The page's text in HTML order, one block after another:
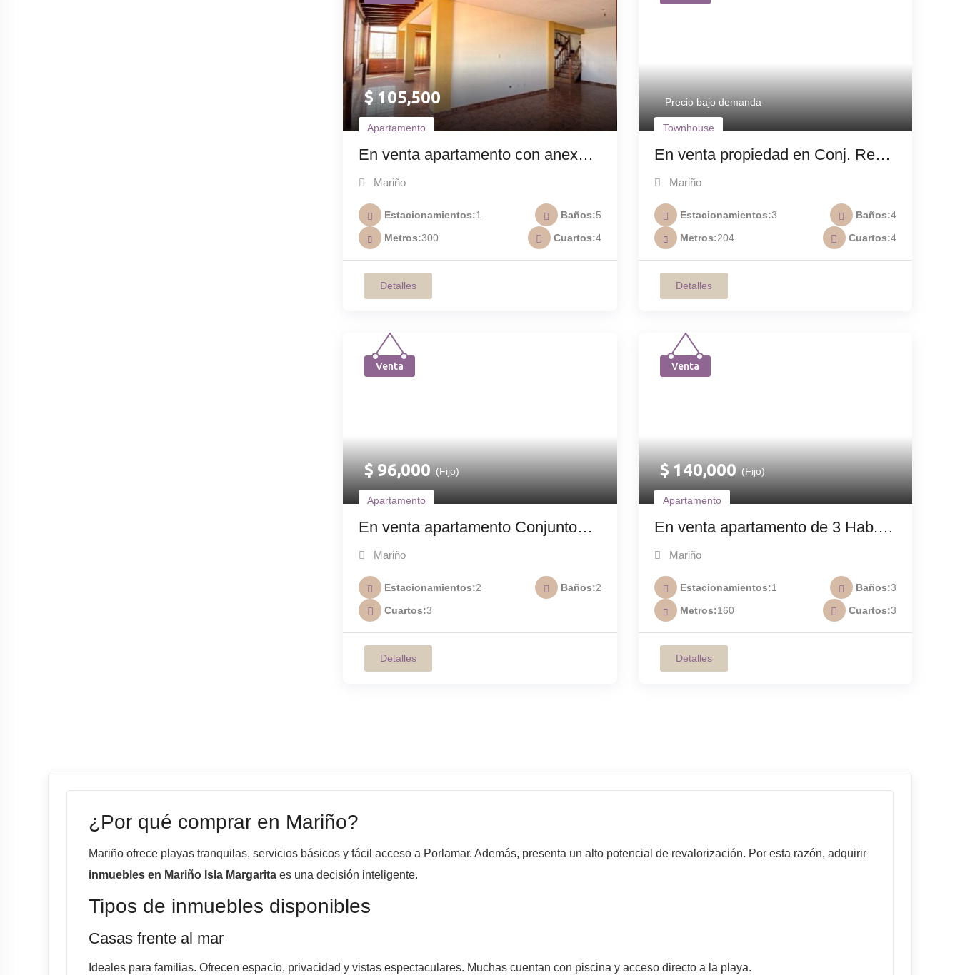
$105,500
Apartamento
En venta apartamento con anexo
en Sabanamar A-017
Mariño
Estacionamientos 1 Baños 5
Metros 300 Cuartos 4
Detalles
Precio bajo demanda
Townhouse
En venta propiedad en Conj. Resd.
Royal Crown Porlamar TH-012
Mariño
Estacionamientos 3 Baños 4
Metros 204 Cuartos 4
Detalles
Venta
$96,000 (Fijo)
Apartamento
En venta apartamento Conjunto
Residencial Casa Caribe A-027
Mariño
Estacionamientos 2 Baños 2
Cuartos 3
Detalles
Venta
$140,000 (Fijo)
Apartamento
En venta apartamento de 3 Hab.
en Villas de Margarita A-028
Mariño
Estacionamientos 1 Baños 3
Metros 160 Cuartos 3
Detalles
¿Por qué comprar en Mariño?
Mariño ofrece playas tranquilas, servicios básicos y fácil acceso a Porlamar. Además, presenta un alto potencial de revalorización. Por esta razón, adquirir
inmuebles en Mariño Isla Margarita es una decisión inteligente.
Tipos de inmuebles disponibles
Casas frente al mar
Ideales para familias. Ofrecen espacio, privacidad y vistas espectaculares. Muchas cuentan con piscina y acceso directo a la playa.